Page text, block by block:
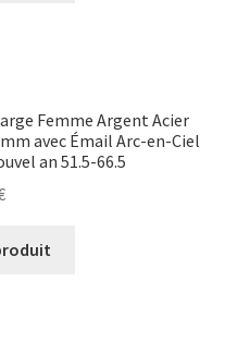
Femme Argent Acier
avec Émail Arc-en-Ciel
an 51.5-66.5